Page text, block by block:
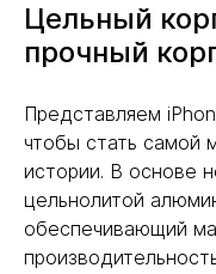
Цельный
прочный
Представляем
чтобы стать самой
истории. В основе
цельнолитой
обеспечивающий